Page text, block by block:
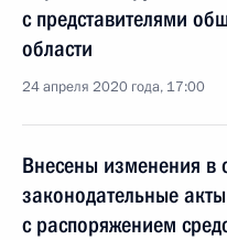
с представителями
области
24 апреля 2020 года, 17:00
Внесены изменения в
законодательные
с распоряжением